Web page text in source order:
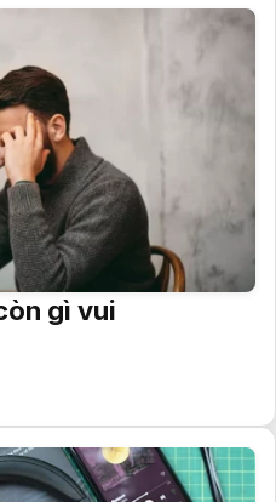
gì vui